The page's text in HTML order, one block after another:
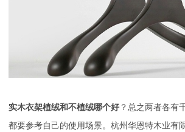
实木衣架植绒和不植绒哪个好 ？总之两者各有
都要参考自己的使用场景。杭州华恩特木业有